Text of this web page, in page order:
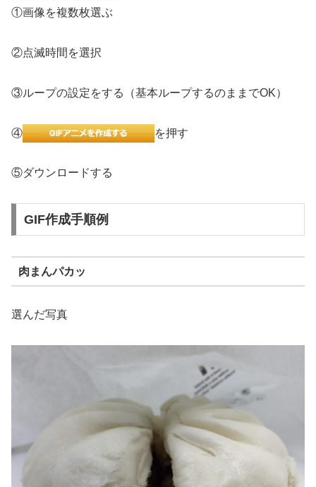
①画像を複数枚選ぶ
②点滅時間を選択
③ループの設定をする（基本ループするのままでOK）
④ を押す
⑤ダウンロードする
GIF作成手順例
肉まんパカッ
選んだ写真